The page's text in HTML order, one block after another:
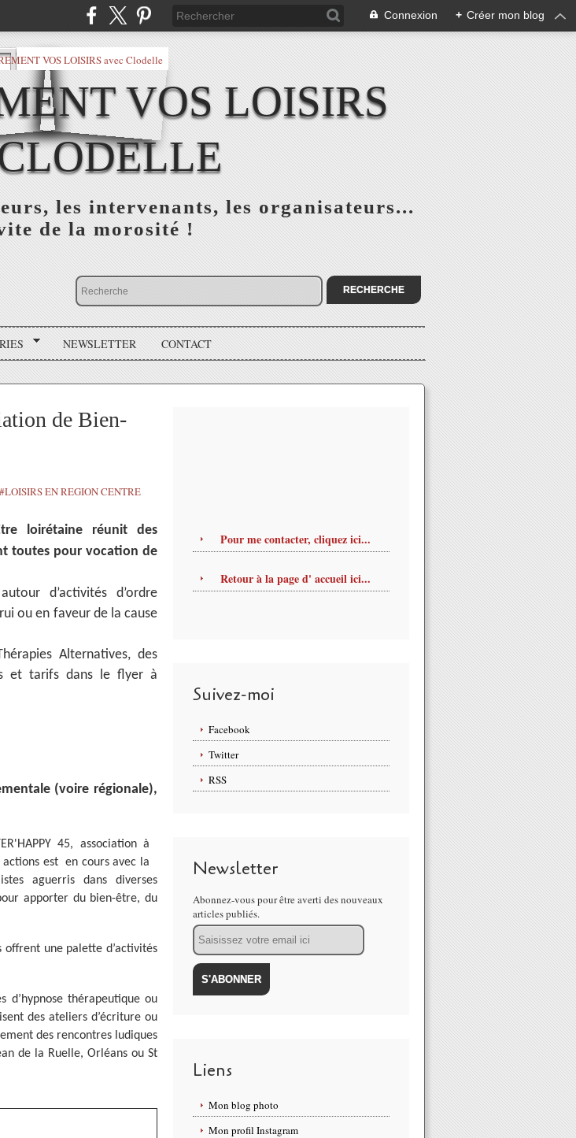
Connexion + Créer mon blog
VOS LOISIRS
les intervenants, les organisateurs...
de la morosité !
NEWSLETTER CONTACT
de Bien-
#LOISIRS EN REGION CENTRE
loirétaine réunit des
toutes pour vocation de
d’activités d’ordre
ou en faveur de la cause
Alternatives, des
et tarifs dans le flyer à
(voire régionale),
45, association à
est en cours avec la
aguerris dans diverses
apporter du bien-être, du
offrent une palette d’activités
d’hypnose thérapeutique ou
des ateliers d’écriture ou
des rencontres ludiques
de la Ruelle, Orléans ou St
Pour me contacter, cliquez ici...
Retour à la page d' accueil ici...
Suivez-moi
Facebook
Twitter
RSS
Newsletter
Abonnez-vous pour être averti des nouveaux
articles publiés.
Email
Liens
Mon blog photo
Mon profil Instagram